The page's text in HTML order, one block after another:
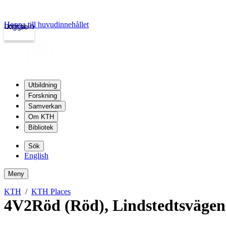
kth.se
Logga in
Hoppa till huvudinnehållet
Utbildning
Forskning
Samverkan
Om KTH
Bibliotek
Sök
English
Meny
KTH KTH Places
4V2Röd (Röd),